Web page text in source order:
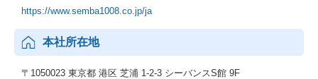
https://www.semba1008.co.jp/ja
本社所在地
〒1050023 東京都 港区 芝浦 1-2-3 シーバンスS館 9F